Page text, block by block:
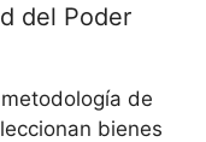
del Poder
de
bienes